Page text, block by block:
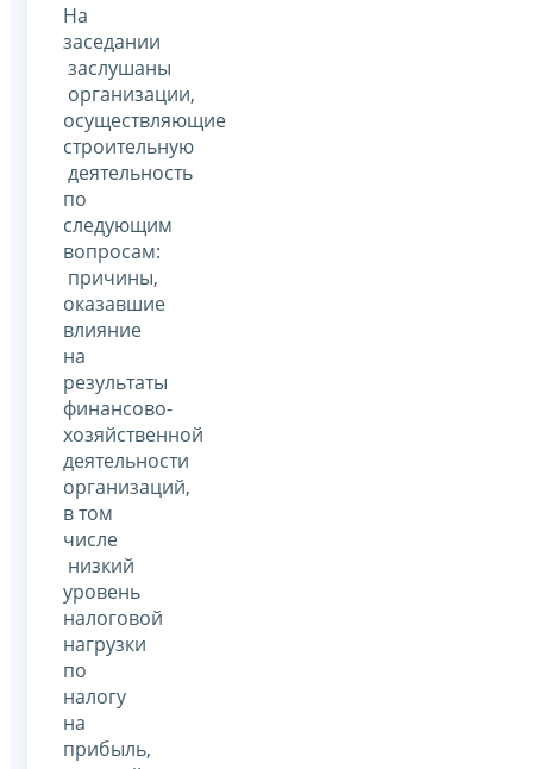
На
заседании
заслушаны
организации,
осуществляющие
строительную
деятельность
по
следующим
вопросам:
причины,
оказавшие
влияние
на
результаты
финансово-
хозяйственной
деятельности
организаций,
в том
числе
низкий
уровень
налоговой
нагрузки
по
налогу
на
прибыль,